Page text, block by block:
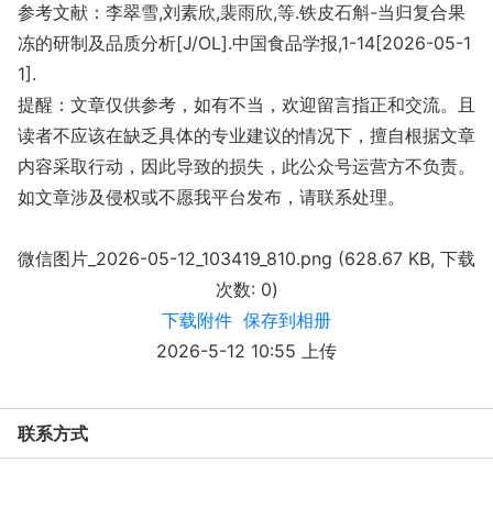
参考文献：李翠雪,刘素欣,裴雨欣,等.铁皮石斛-当归复合果
冻的研制及品质分析[J/OL].中国食品学报,1-14[2026-05-1
1].
提醒：文章仅供参考，如有不当，欢迎留言指正和交流。且
读者不应该在缺乏具体的专业建议的情况下，擅自根据文章
内容采取行动，因此导致的损失，此公众号运营方不负责。
如文章涉及侵权或不愿我平台发布，请联系处理。
微信图片_2026-05-12_103419_810.png (628.67 KB, 下载
次数: 0)
下载附件 保存到相册
2026-5-12 10:55 上传
联系方式